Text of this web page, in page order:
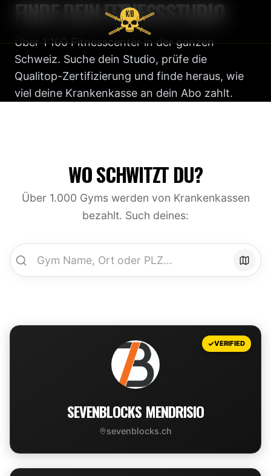
FINDE DEIN FITNESSSTUDIO
Über 1'100 Fitnesscenter in der ganzen
Schweiz. Suche dein Studio, prüfe die
Qualitop-Zertifizierung und finde heraus, wie
viel deine Krankenkasse an dein Abo zahlt.
WO SCHWITZT DU?
Über 1.000 Gyms werden von Krankenkassen
bezahlt. Such deines:
VERIFIED
SEVENBLOCKS MENDRISIO
sevenblocks.ch
VIEW DEAL